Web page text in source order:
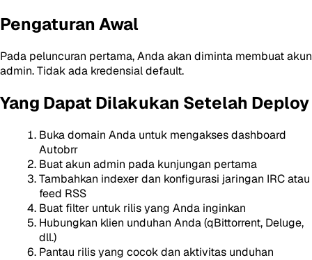
Pengaturan Awal
Pada peluncuran pertama, Anda akan diminta membuat akun
admin. Tidak ada kredensial default.
Yang Dapat Dilakukan Setelah Deploy
Buka domain Anda untuk mengakses dashboard
Autobrr
Buat akun admin pada kunjungan pertama
Tambahkan indexer dan konfigurasi jaringan IRC atau
feed RSS
Buat filter untuk rilis yang Anda inginkan
Hubungkan klien unduhan Anda (qBittorrent, Deluge,
dll.)
Pantau rilis yang cocok dan aktivitas unduhan